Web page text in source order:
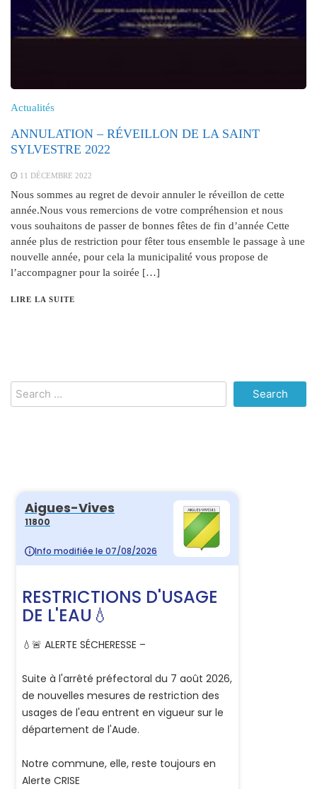
Actualités
ANNULATION – RÉVEILLON DE LA SAINT
SYLVESTRE 2022
11 DÉCEMBRE 2022
Nous sommes au regret de devoir annuler le réveillon de cette
année.Nous vous remercions de votre compréhension et nous
vous souhaitons de passer de bonnes fêtes de fin d’année Cette
année plus de restriction pour fêter tous ensemble le passage à une
nouvelle année, pour cela la municipalité vous propose de
l’accompagner pour la soirée […]
LIRE LA SUITE
Search
for: